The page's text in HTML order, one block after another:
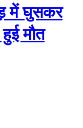
में घुसकर
मौत